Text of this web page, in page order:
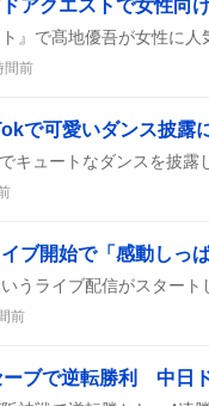
アクエストで女性向
間前
で可愛いダンス披露
前
ーブで逆転勝利 中日